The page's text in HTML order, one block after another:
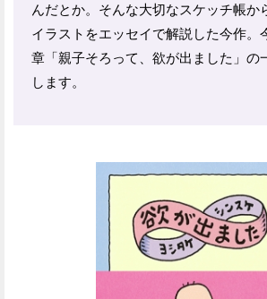
んだとか。そんな大切なスケッチ帳か
イラストをエッセイで解説した今作。
章「親子そろって、欲が出ました」の
します。